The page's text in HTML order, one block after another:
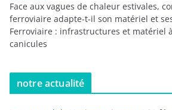
Face aux vagues de chaleur estivales,
ferroviaire adapte-t-il son matériel et
Ferroviaire : infrastructures et matériel
canicules
notre actualité